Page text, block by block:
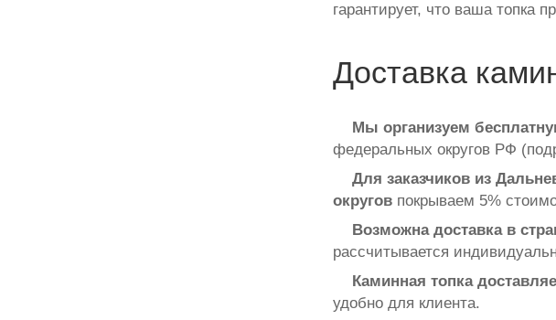
гарантирует, что ваша топка
Доставка
Мы организуем
федеральных округов РФ
Для заказчиков из
округов покрываем 5%
Возможна доставка в
рассчитывается
Каминная топка
удобно для клиента.